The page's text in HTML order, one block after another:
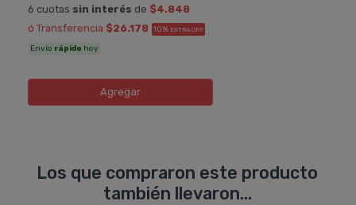
6 cuotas sin interés de $4.848
ó Transferencia $26.178 10% EXTRA OFF
Envío rápido hoy
Agregar
Los que compraron este producto
también llevaron...